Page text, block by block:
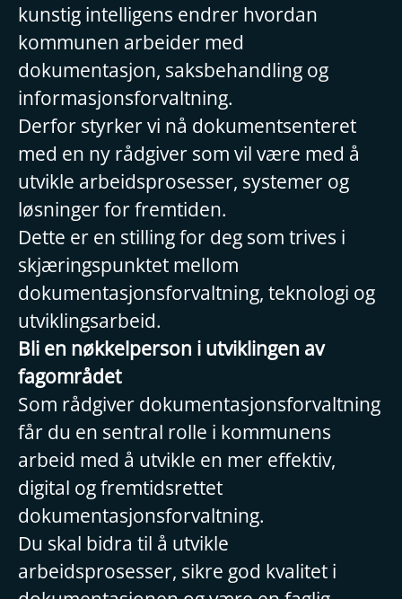
kunstig intelligens endrer hvordan
kommunen arbeider med
dokumentasjon, saksbehandling og
informasjonsforvaltning.
Derfor styrker vi nå dokumentsenteret
med en ny rådgiver som vil være med å
utvikle arbeidsprosesser, systemer og
løsninger for fremtiden.
Dette er en stilling for deg som trives i
skjæringspunktet mellom
dokumentasjonsforvaltning, teknologi og
utviklingsarbeid.
Bli en nøkkelperson i utviklingen av
fagområdet
Som rådgiver dokumentasjonsforvaltning
får du en sentral rolle i kommunens
arbeid med å utvikle en mer effektiv,
digital og fremtidsrettet
dokumentasjonsforvaltning.
Du skal bidra til å utvikle
arbeidsprosesser, sikre god kvalitet i